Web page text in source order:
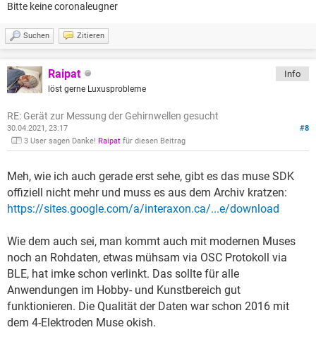
Bitte keine coronaleugner
Suchen Zitieren
Raipat
löst gerne Luxusprobleme
Info
RE: Gerät zur Messung der Gehirnwellen gesucht
#8
30.04.2021, 23:17
3 User sagen Danke! Raipat für diesen Beitrag
Meh, wie ich auch gerade erst sehe, gibt es das muse SDK
offiziell nicht mehr und muss es aus dem Archiv kratzen:
https://sites.google.com/a/interaxon.ca/...e/download
Wie dem auch sei, man kommt auch mit modernen Muses
noch an Rohdaten, etwas mühsam via OSC Protokoll via
BLE, hat imke schon verlinkt. Das sollte für alle
Anwendungen im Hobby- und Kunstbereich gut
funktionieren. Die Qualität der Daten war schon 2016 mit
dem 4-Elektroden Muse okish.